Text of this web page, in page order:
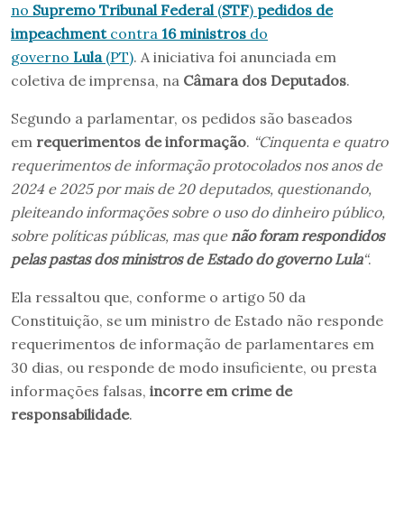
no Supremo Tribunal Federal(STF) pedidos de
impeachmentcontra 16 ministros do
governo Lula(PT). A iniciativa foi anunciada em
coletiva de imprensa, na Câmara dos Deputados.
Segundo a parlamentar, os pedidos são baseados
em requerimentos de informação. “Cinquenta e quatro
requerimentos de informação protocolados nos anos de
2024 e 2025 por mais de 20 deputados, questionando,
pleiteando informações sobre o uso do dinheiro público,
sobre políticas públicas, mas quenão foram respondidos
pelas pastas dos ministros de Estado do governo Lula“.
Ela ressaltou que, conforme o artigo 50 da
Constituição, se um ministro de Estado não responde
requerimentos de informação de parlamentares em
30 dias, ou responde de modo insuficiente, ou presta
informações falsas, incorre em crime de
responsabilidade.